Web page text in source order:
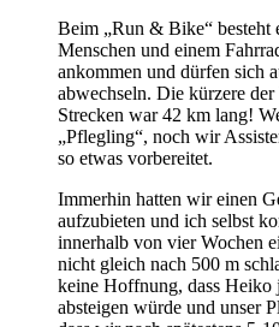
Beim „Run & Bike“ besteht
Menschen und einem
ankommen und dürfen sich
abwechseln. Die kürzere der
Strecken war 42 km lang!
„Pflegling“, noch wir
so etwas vorbereitet.
Immerhin hatten wir einen
aufzubieten und ich selbst
innerhalb von vier Wochen
nicht gleich nach 500 m
keine Hoffnung, dass Heiko
absteigen würde und unser